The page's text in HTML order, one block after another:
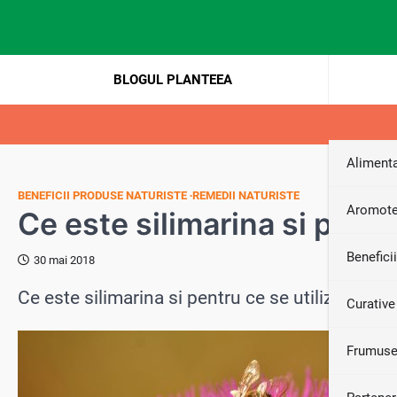
content
BLOGUL PLANTEEA
Curative
BENEFICII PRODUSE NATURISTE REMEDII NATURISTE
Ce este silimarina si
30 mai 2018
Ce este silimarina si pentru ce se utilizeaza